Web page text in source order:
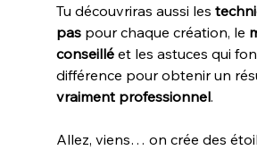
Tu découvriras aussi les
pas pour chaque création, le
conseillé et les astuces qui
différence pour obtenir un
vraiment professionnel.
Allez, viens… on crée des